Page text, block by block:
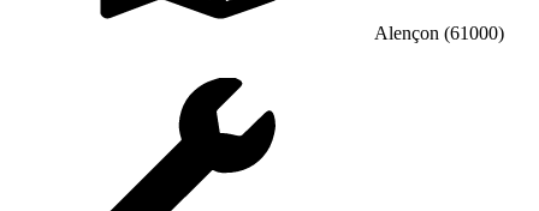
Alençon (61000)